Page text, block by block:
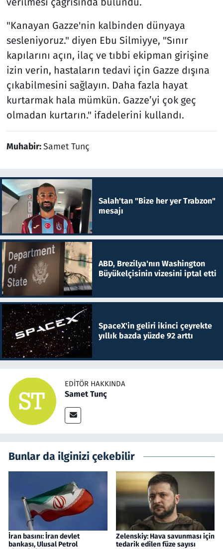
"Kanayan Gazze'nin kalbinden dünyaya
sesleniyoruz." diyen Ebu Silmiyye, "Sınır
kapılarını açın, ilaç ve tıbbi ekipman girişine
izin verin, hastaların tedavi için Gazze dışına
çıkabilmesini sağlayın. Daha fazla hayat
kurtarmak hala mümkün. Gazze’yi çok geç
olmadan kurtarın." ifadelerini kullandı.
Muhabir:Samet Tunç
Salah'tan "Bize her yer Trabzon"
mesajı
ABD, Brezilya'nın Washington
Büyükelçisinin vizesini iptal etti
SpaceX'in geliri ikinci çeyrekte
yıllık bazda yüzde 92 arttı
EDITÖR HAKKINDA
Samet Tunç
Bunlar da ilginizi çekebilir
İran basını: İran devlet
bankası, Ulusal Petrol
Zelenskiy: Hava savunması için
tedarik edilen füze sayısı